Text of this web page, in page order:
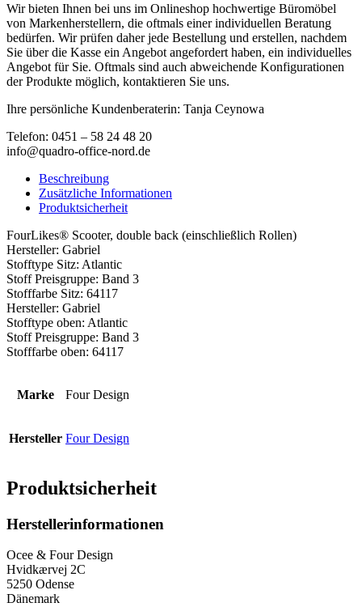
Wir bieten Ihnen bei uns im Onlineshop hochwertige Büromöbel
von Markenherstellern, die oftmals einer individuellen Beratung
bedürfen. Wir prüfen daher jede Bestellung und erstellen, nachdem
Sie über die Kasse ein Angebot angefordert haben, ein individuelles
Angebot für Sie. Oftmals sind auch abweichende Konfigurationen
der Produkte möglich, kontaktieren Sie uns.
Ihre persönliche Kundenberaterin: Tanja Ceynowa
Telefon: 0451 – 58 24 48 20
info@quadro-office-nord.de
Beschreibung
Zusätzliche Informationen
Produktsicherheit
FourLikes® Scooter, double back (einschließlich Rollen)
Hersteller: Gabriel
Stofftype Sitz: Atlantic
Stoff Preisgruppe: Band 3
Stofffarbe Sitz: 64117
Hersteller: Gabriel
Stofftype oben: Atlantic
Stoff Preisgruppe: Band 3
Stofffarbe oben: 64117
Marke Four Design
Hersteller Four Design
Produktsicherheit
Herstellerinformationen
Ocee & Four Design
Hvidkærvej 2C
5250 Odense
Dänemark